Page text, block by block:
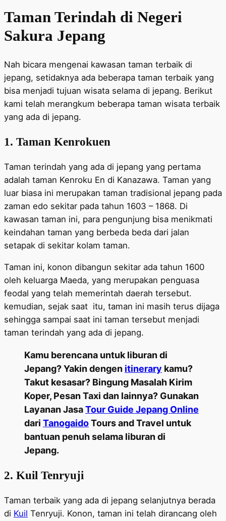
Taman Terindah di Negeri
Sakura Jepang
Nah bicara mengenai kawasan taman terbaik di
jepang, setidaknya ada beberapa taman terbaik yang
bisa menjadi tujuan wisata selama di jepang. Berikut
kami telah merangkum beberapa taman wisata terbaik
yang ada di jepang.
1. Taman Kenrokuen
Taman terindah yang ada di jepang yang pertama
adalah taman Kenroku En di Kanazawa. Taman yang
luar biasa ini merupakan taman tradisional jepang pada
zaman edo sekitar pada tahun 1603 – 1868. Di
kawasan taman ini, para pengunjung bisa menikmati
keindahan taman yang berbeda beda dari jalan
setapak di sekitar kolam taman.
Taman ini, konon dibangun sekitar ada tahun 1600
oleh keluarga Maeda, yang merupakan penguasa
feodal yang telah memerintah daerah tersebut.
kemudian, sejak saat itu, taman ini masih terus dijaga
sehingga sampai saat ini taman tersebut menjadi
taman terindah yang ada di jepang.
Kamu berencana untuk liburan di
Jepang? Yakin dengen itinerary kamu?
Takut kesasar? Bingung Masalah Kirim
Koper, Pesan Taxi dan lainnya? Gunakan
Layanan JasaTour Guide Jepang Online
dari TanogaidoTours and Travel untuk
bantuan penuh selama liburan di
Jepang.
2. Kuil Tenryuji
Taman terbaik yang ada di jepang selanjutnya berada
di Kuil Tenryuji. Konon, taman ini telah dirancang oleh